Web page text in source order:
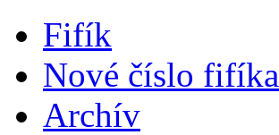
Fifík
Nové číslo fifíka
Archív